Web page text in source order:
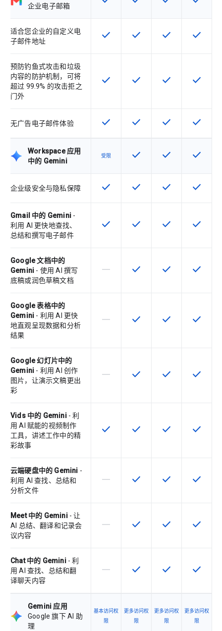
企业电子邮箱
适合您企业的自定义电
子邮件地址
该 SKU 提供此功能
check 该 SKU 提供此功能
check 该 SKU 提供此功
check 该 SKU
check
预防钓鱼式攻击和垃圾
内容的防护机制，可将
超过 99.9% 的攻击拒之
门外
该 SKU 提供此功能
check 该 SKU 提供此功能
check 该 SKU 提供此功
check 该 SKU
check
无广告电子邮件体验 该 SKU 提供此功能
check 该 SKU 提供此功能
check 该 SKU 提供此功
check 该 SKU
check
Workspace 应用
中的 Gemini
受限 该 SKU 提供此功能
check 该 SKU 提供此功
check 该 SKU
check
企业级安全与隐私保障 该 SKU 提供此功能
check 该 SKU 提供此功能
check 该 SKU 提供此功
check 该 SKU
check
Gmail 中的 Gemini -
利用 AI 更快地查找、
总结和撰写电子邮件
该 SKU 提供此功能
check 该 SKU 提供此功能
check 该 SKU 提供此功
check 该 SKU
check
Google 文档中的
Gemini - 使用 AI 撰写
底稿或润色草稿文档
该 SKU 不支持此功能
horizontal_rule 该 SKU 提供此功能
check 该 SKU 提供此功
check 该 SKU
check
Google 表格中的
Gemini - 利用 AI 更快
地直观呈现数据和分析
结果
该 SKU 不支持此功能
horizontal_rule 该 SKU 提供此功能
check 该 SKU 提供此功
check 该 SKU
check
Google 幻灯片中的
Gemini - 利用 AI 创作
图片，让演示文稿更出
彩
该 SKU 不支持此功能
horizontal_rule 该 SKU 提供此功能
check 该 SKU 提供此功
check 该 SKU
check
Vids 中的 Gemini- 利
用 AI 赋能的视频制作
工具，讲述工作中的精
彩故事
该 SKU 提供此功能
check 该 SKU 提供此功能
check 该 SKU 提供此功
check 该 SKU
check
云端硬盘中的 Gemini -
利用 AI 查找、总结和
分析文件
该 SKU 不支持此功能
horizontal_rule 该 SKU 提供此功能
check 该 SKU 提供此功
check 该 SKU
check
Meet 中的 Gemini- 让
AI 总结、翻译和记录会
议内容
该 SKU 不支持此功能
horizontal_rule 该 SKU 提供此功能
check 该 SKU 提供此功
check 该 SKU
check
Chat 中的 Gemini- 利
用 AI 查找、总结和翻
译聊天内容
该 SKU 不支持此功能
horizontal_rule 该 SKU 提供此功能
check 该 SKU 提供此功
check 该 SKU
check
Gemini 应用
Google 旗下 AI 助
理
基本访问权
限
更多访问权
限
更多访问权
限
更多访问权
限